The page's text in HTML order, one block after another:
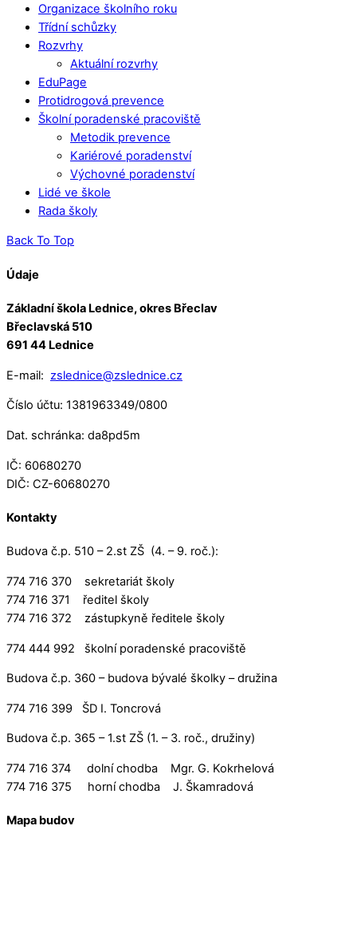
Organizace školního roku
Třídní schůzky
Rozvrhy
Aktuální rozvrhy
EduPage
Protidrogová prevence
Školní poradenské pracoviště
Metodik prevence
Kariérové poradenství
Výchovné poradenství
Lidé ve škole
Rada školy
Back To Top
Údaje
Základní škola Lednice, okres Břeclav
Břeclavská 510
691 44 Lednice
E-mail: zslednice@zslednice.cz
Číslo účtu: 1381963349/0800
Dat. schránka: da8pd5m
IČ: 60680270
DIČ: CZ-60680270
Kontakty
Budova č.p. 510 – 2.st ZŠ (4. – 9. roč.):
774 716 370 sekretariát školy
774 716 371 ředitel školy
774 716 372 zástupkyně ředitele školy
774 444 992 školní poradenské pracoviště
Budova č.p. 360 – budova bývalé školky – družina
774 716 399 ŠD I. Toncrová
Budova č.p. 365 – 1.st ZŠ (1. – 3. roč., družiny)
774 716 374 dolní chodba Mgr. G. Kokrhelová
774 716 375 horní chodba J. Škamradová
Mapa budov